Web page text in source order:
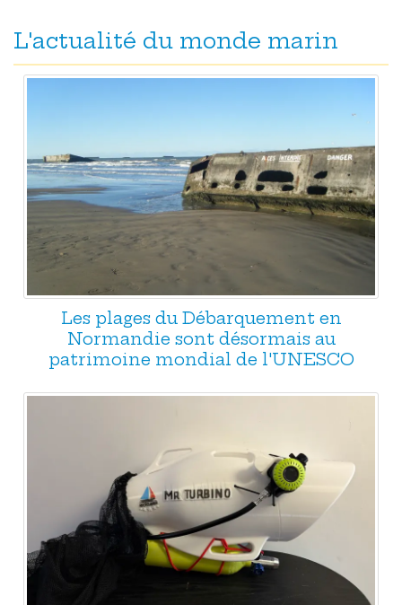
L'actualité du monde marin
Les plages du Débarquement en
Normandie sont désormais au
patrimoine mondial de l'UNESCO